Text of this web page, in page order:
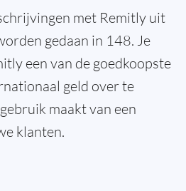
met Remitly uit
gedaan in 148. Je
een van de goedkoopste
geld over te
maakt van een
klanten.